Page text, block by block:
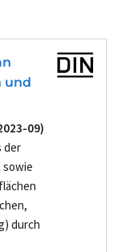
und
09)
der
durch